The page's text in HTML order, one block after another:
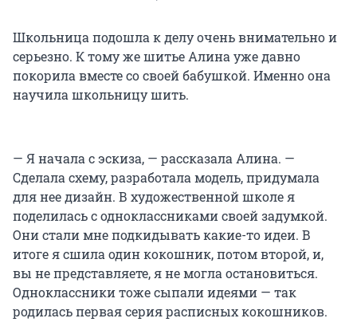
Школьница подошла к делу очень внимательно и
серьезно. К тому же шитье Алина уже давно
покорила вместе со своей бабушкой. Именно она
научила школьницу шить.
— Я начала с эскиза, — рассказала Алина. —
Сделала схему, разработала модель, придумала
для нее дизайн. В художественной школе я
поделилась с одноклассниками своей задумкой.
Они стали мне подкидывать какие-то идеи. В
итоге я сшила один кокошник, потом второй, и,
вы не представляете, я не могла остановиться.
Одноклассники тоже сыпали идеями — так
родилась первая серия расписных кокошников.